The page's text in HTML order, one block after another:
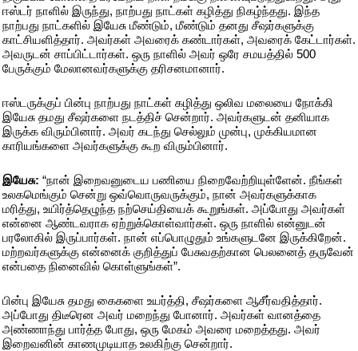
ஈஸ்டர் நாளில் இருந்து, நாற்பது நாட்கள் கழித்து நிகழ்ந்தது. இந்த
நாற்பது நாட்களில் இயேசு மீண்டும், மீண்டும் தனது சீஷர்களுக்கு
காட்சியளித்தார். அவர்கள் அவரைக் கண்டார்கள், அவரைக் கேட்டார்கள்.
அவருடன் சாப்பிட்டார்கள். ஒரு நாளில் அவர் ஒரே சமயத்தில் 500
பேருக்கும் மேலானவர்களுக்கு தரிசனமானார்.
ஈஸ்டருக்குப் பின்பு நாற்பது நாட்கள் கழித்து ஒலிவ மலையை நோக்கி
இயேசு தமது சீஷர்களை நடத்திச் சென்றார். அவர்களுடன் தனியாக
இருக்க விரும்பினார். அவர் கடந்து செல்லும் முன்பு, முக்கியமான
காரியங்களை அவர்களுக்கு கூற விரும்பினார்.
இயேசு: “நான் இறைவனுடைய பணியை நிறைவேற்றியுள்ளேன். நீங்கள்
உலகமெங்கும் சென்று ஒவ்வொருவருக்கும், நான் அவர்களுக்காக
மரித்து, உயிர்த்தெழுந்த நற்செய்தியைக் கூறுங்கள். அப்போது அவர்கள்
என்னை ஆண்டவராக ஏற்றுக்கொள்வார்கள். ஒரு நாளில் என்னுடன்
பரலோகில் இருப்பார்கள். நான் எப்பொழுதும் உங்களுடனே இருக்கிறேன்.
மற்றவர்களுக்கு என்னைக் குறித்துப் பேசுவதற்கான பெலனைத் தருவேன்
என்பதை நினைவில் கொள்ளுங்கள்”.
பின்பு இயேசு தமது கைகளை உயர்த்தி, சீஷர்களை ஆசீர்வதித்தார்.
அப்போது திடீரென அவர் மறைந்து போனார். அவர்கள் வானத்தை
அண்ணாந்து பார்த்த போது, ஒரு மேகம் அவரை மறைத்தது. அவர்
இறைவனின் காணமுடியாத உலகிற்கு சென்றார்.